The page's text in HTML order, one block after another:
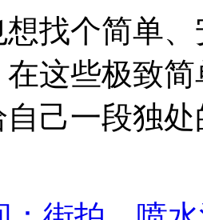
找个简单
这些极致
己一段独